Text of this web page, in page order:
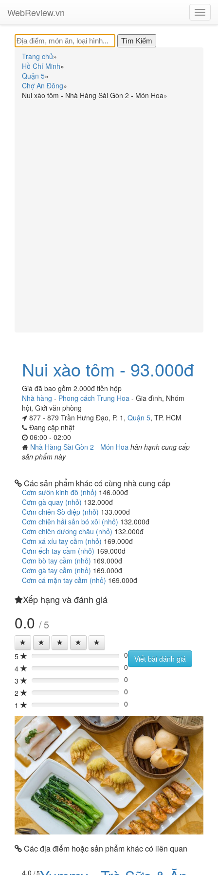
WebReview.vn
Trang chủ»
Hồ Chí Minh»
Quận 5»
Chợ An Đông»
Nui xào tôm - Nhà Hàng Sài Gòn 2 - Món Hoa»
Nui xào tôm - 93.000đ
Giá đã bao gồm 2.000đ tiền hộp
Nhà hàng - Phong cách Trung Hoa - Gia đình, Nhóm
hội, Giới văn phòng
877 - 879 Trần Hưng Đạo, P. 1, Quận 5, TP. HCM
Đang cập nhật
06:00 - 02:00
Nhà Hàng Sài Gòn 2 - Món Hoa hân hạnh cung cấp
sản phẩm này
Các sản phẩm khác có cùng nhà cung cấp
Cơm sườn kinh đô (nhỏ) 146.000đ
Cơm gà quay (nhỏ) 132.000đ
Cơm chiên Sò điệp (nhỏ) 133.000đ
Cơm chiên hải sản bó xôi (nhỏ) 132.000đ
Cơm chiên dương châu (nhỏ) 132.000đ
Cơm xá xíu tay cầm (nhỏ) 169.000đ
Cơm ếch tay cầm (nhỏ) 169.000đ
Cơm bò tay cầm (nhỏ) 169.000đ
Cơm gà tay cầm (nhỏ) 169.000đ
Cơm cá mặn tay cầm (nhỏ) 169.000đ
Xếp hạng và đánh giá
0.0 / 5
5 0%
0
4
0%
0
3
0%
0
2
0%
0
1
0% 0
Viết bài đánh giá
Các địa điểm hoặc sản phẩm khác có liên quan
4.0 / 5